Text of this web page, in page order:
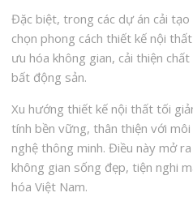
Đặc biệt, trong các dự án cải tạo
chọn phong cách thiết kế nội
ưu hóa không gian, cải thiện
bất động sản.
Xu hướng thiết kế nội thất tối
tính bền vững, thân thiện với
nghệ thông minh. Điều này mở
không gian sống đẹp, tiện nghi
hóa Việt Nam.